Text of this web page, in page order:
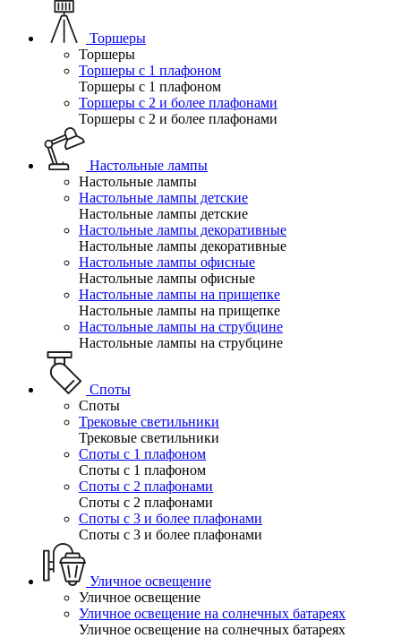
Торшеры
Торшеры
Торшеры с 1 плафоном
Торшеры с 1 плафоном
Торшеры с 2 и более плафонами
Торшеры с 2 и более плафонами
Настольные лампы
Настольные лампы
Настольные лампы детские
Настольные лампы детские
Настольные лампы декоративные
Настольные лампы декоративные
Настольные лампы офисные
Настольные лампы офисные
Настольные лампы на прищепке
Настольные лампы на прищепке
Настольные лампы на струбцине
Настольные лампы на струбцине
Споты
Споты
Трековые светильники
Трековые светильники
Споты с 1 плафоном
Споты с 1 плафоном
Споты с 2 плафонами
Споты с 2 плафонами
Споты с 3 и более плафонами
Споты с 3 и более плафонами
Уличное освещение
Уличное освещение
Уличное освещение на солнечных батареях
Уличное освещение на солнечных батареях